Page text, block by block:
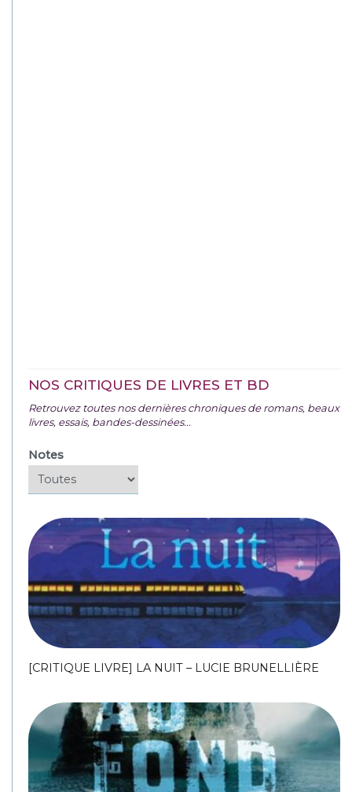
NOS CRITIQUES DE LIVRES ET BD
Retrouvez toutes nos dernières chroniques de romans, beaux
livres, essais, bandes-dessinées...
Notes
[CRITIQUE LIVRE] LA NUIT – LUCIE BRUNELLIÈRE